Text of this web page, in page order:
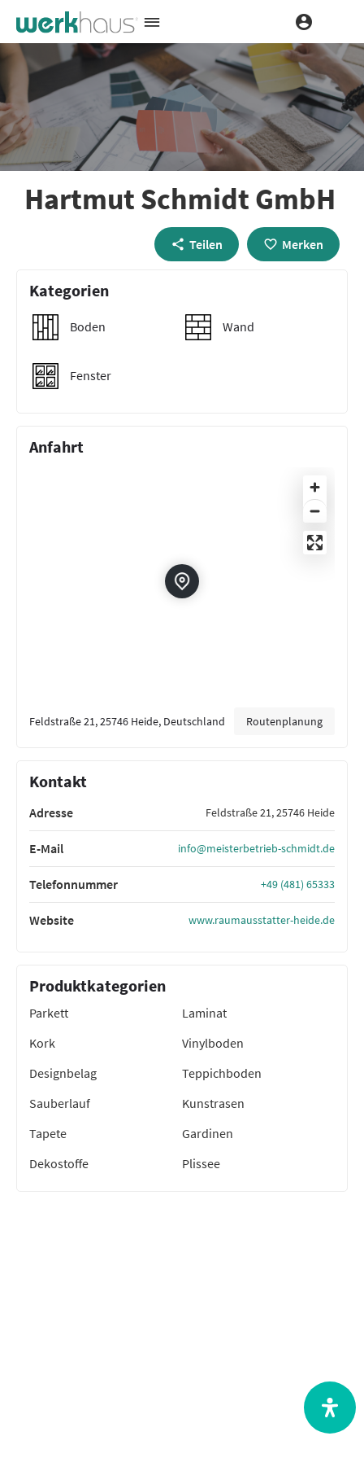
Hartmut Schmidt GmbH
Teilen Merken
Kategorien
Boden Wand
Fenster
Anfahrt
Feldstraße 21, 25746 Heide, Deutschland Routenplanung
Kontakt
Adresse Feldstraße 21, 25746 Heide
E-Mail info@meisterbetrieb-schmidt.de
Telefonnummer +49 (481) 65333
Website www.raumausstatter-heide.de
Produktkategorien
Parkett
Laminat
Kork
Vinylboden
Designbelag
Teppichboden
Sauberlauf
Kunstrasen
Tapete
Gardinen
Dekostoffe
Plissee